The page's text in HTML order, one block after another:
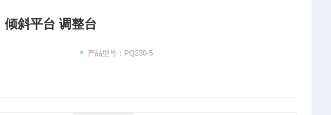
斜平台 调整台
产品型号：PQ230-5